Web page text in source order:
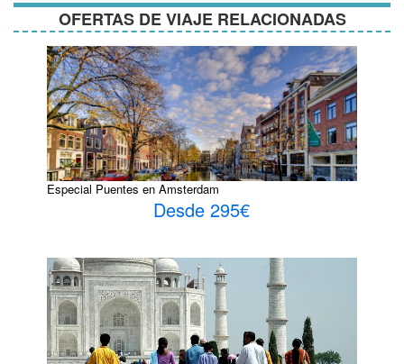
OFERTAS DE VIAJE RELACIONADAS
Especial Puentes en Amsterdam
Desde 295€